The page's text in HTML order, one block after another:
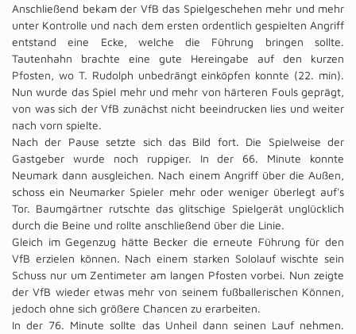
Anschließend bekam der VfB das Spielgeschehen mehr und mehr
unter Kontrolle und nach dem ersten ordentlich gespielten Angriff
entstand eine Ecke, welche die Führung bringen sollte.
Tautenhahn brachte eine gute Hereingabe auf den kurzen
Pfosten, wo T. Rudolph unbedrängt einköpfen konnte (22. min).
Nun wurde das Spiel mehr und mehr von härteren Fouls geprägt,
von was sich der VfB zunächst nicht beeindrucken lies und weiter
nach vorn spielte.
Nach der Pause setzte sich das Bild fort. Die Spielweise der
Gastgeber wurde noch ruppiger. In der 66. Minute konnte
Neumark dann ausgleichen. Nach einem Angriff über die Außen,
schoss ein Neumarker Spieler mehr oder weniger überlegt auf's
Tor. Baumgärtner rutschte das glitschige Spielgerät unglücklich
durch die Beine und rollte anschließend über die Linie.
Gleich im Gegenzug hätte Becker die erneute Führung für den
VfB erzielen können. Nach einem starken Sololauf wischte sein
Schuss nur um Zentimeter am langen Pfosten vorbei. Nun zeigte
der VfB wieder etwas mehr von seinem fußballerischen Können,
jedoch ohne sich größere Chancen zu erarbeiten.
In der 76. Minute sollte das Unheil dann seinen Lauf nehmen.